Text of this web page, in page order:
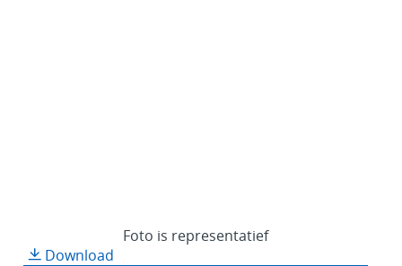
Foto is representatief
Download